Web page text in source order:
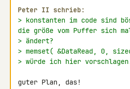
Peter II schrieb:
> konstanten im code sind
die größe vom Puffer sich
> ändert?
> memset( &DataRead, 0,
> würde ich hier
guter Plan, das!